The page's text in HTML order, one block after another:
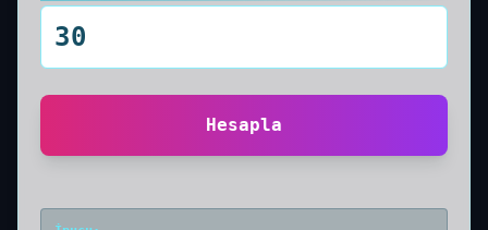
Hesapla